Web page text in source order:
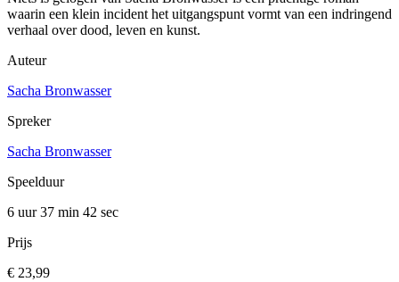
waarin een klein incident het uitgangspunt vormt van een indringend
verhaal over dood, leven en kunst.
Auteur
Sacha Bronwasser
Spreker
Sacha Bronwasser
Speelduur
6 uur 37 min 42 sec
Prijs
€ 23,99